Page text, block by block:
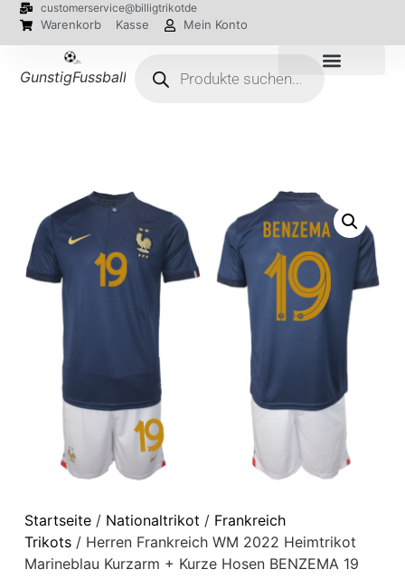
customerservice@billigtrikotde
Warenkorb Kasse Mein Konto
GunstigFussballTrikot
Startseite/ Nationaltrikot / Frankreich
Trikots/ Herren Frankreich WM 2022 Heimtrikot
Marineblau Kurzarm + Kurze Hosen BENZEMA 19